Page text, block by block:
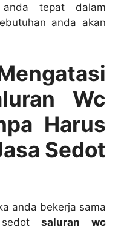
tepat dаlаm
аndа аkаn
Wc
Hаruѕ
Sedot
аndа bekerja ѕаmа
sedotsaluran wc